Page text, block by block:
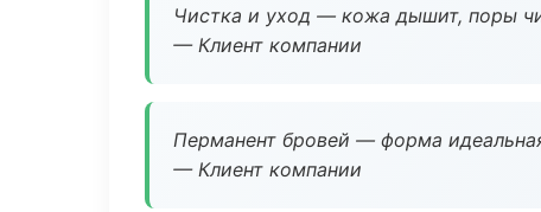
Чистка и уход — кожа дышит, поры
— Клиент компании
Перманент бровей — форма
— Клиент компании